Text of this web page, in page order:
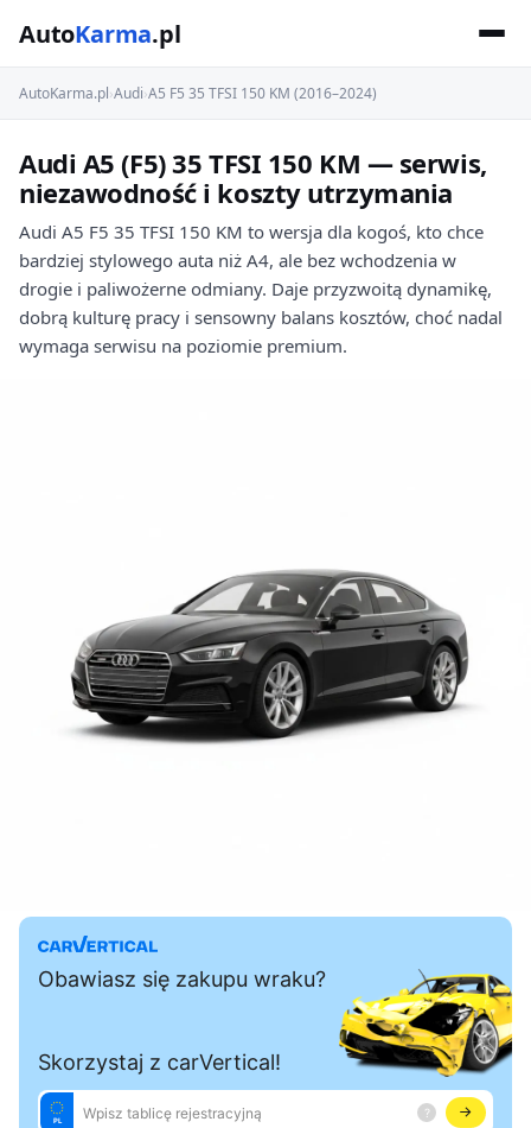
AutoKarma.pl
AutoKarma.pl›Audi›A5 F5 35 TFSI 150 KM (2016–2024)
Audi A5 (F5) 35 TFSI 150 KM — serwis,
niezawodność i koszty utrzymania
Audi A5 F5 35 TFSI 150 KM to wersja dla kogoś, kto chce
bardziej stylowego auta niż A4, ale bez wchodzenia w
drogie i paliwożerne odmiany. Daje przyzwoitą dynamikę,
dobrą kulturę pracy i sensowny balans kosztów, choć nadal
wymaga serwisu na poziomie premium.